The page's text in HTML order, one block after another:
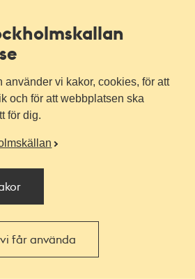
använder vi kakor, cookies, för att
och för att webbplatsen ska
för dig.
får använda